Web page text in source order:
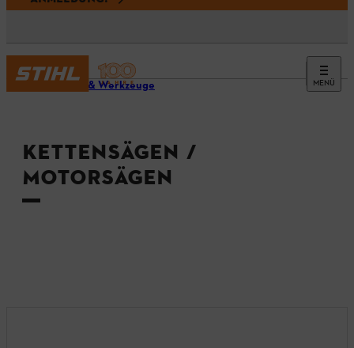
MENÜ
Geräte & Werkzeuge
KETTENSÄGEN /
MOTORSÄGEN